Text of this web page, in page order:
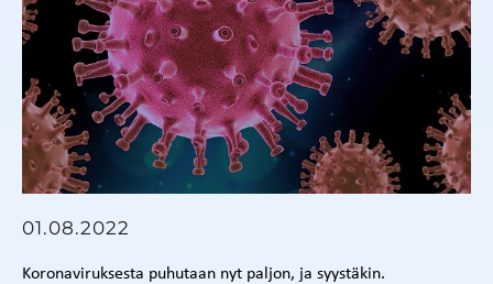
01.08.2022
Koronaviruksesta puhutaan nyt paljon, ja syystäkin.